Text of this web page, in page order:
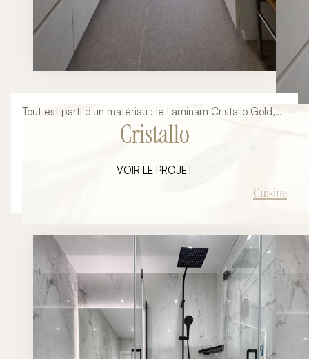
Tout est parti d'un matériau : le Laminam Cristallo Gold,
avec ses veines dorées posées à plat sur un grand
format sans joint. Autour de lui, tout le reste s'est
l'effacement de l'électroménager, la chaleur du luminaire
Cristallo
VOIR LE PROJET
Cuisine